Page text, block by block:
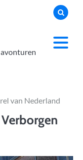
van Nederland